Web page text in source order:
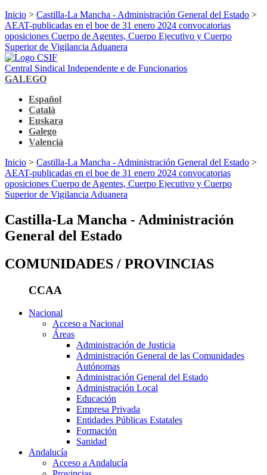
Inicio > Castilla-La Mancha - Administración General del Estado >
AEAT-publicadas en el boe de 31 enero 2024 convocatorias
oposiciones Cuerpo de Agentes, Cuerpo Ejecutivo y Cuerpo
Superior de Vigilancia Aduanera
Central Sindical Independente e de Funcionarios
GALEGO
Español
Català
Euskara
Galego
Valencià
Inicio > Castilla-La Mancha - Administración General del Estado >
AEAT-publicadas en el boe de 31 enero 2024 convocatorias
oposiciones Cuerpo de Agentes, Cuerpo Ejecutivo y Cuerpo
Superior de Vigilancia Aduanera
Castilla-La Mancha - Administración
General del Estado
COMUNIDADES / PROVINCIAS
CCAA
Nacional
Acceso a Nacional
Áreas
Administración de Justicia
Administración General de las Comunidades
Autónomas
Administración General del Estado
Administración Local
Educación
Empresa Privada
Entidades Públicas Estatales
Formación
Sanidad
Andalucía
Acceso a Andalucía